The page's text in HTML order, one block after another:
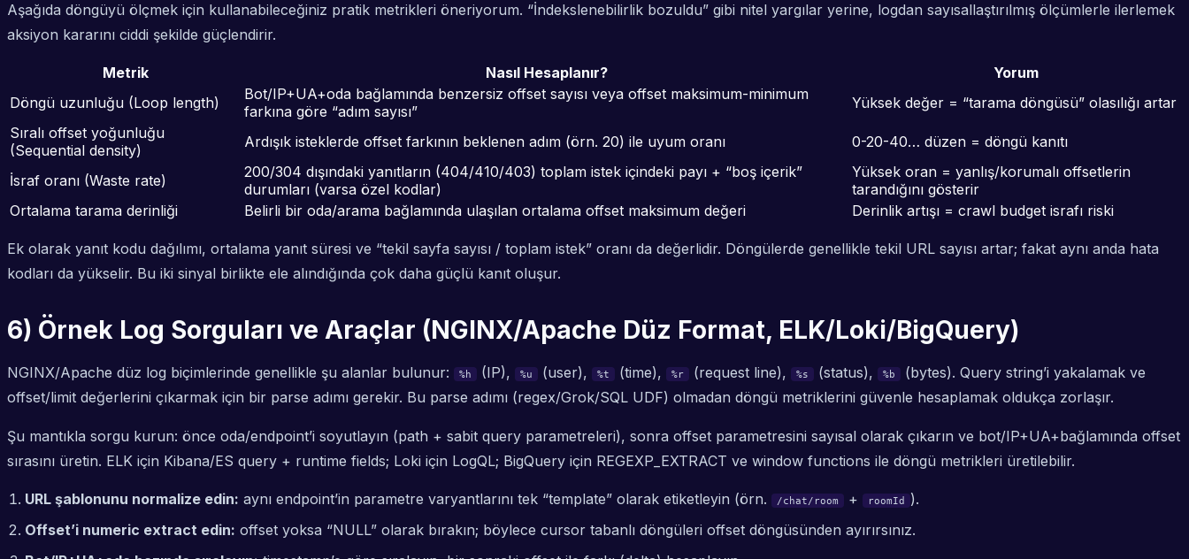
Aşağıda döngüyü ölçmek için kullanabileceğiniz pratik metrikleri öneriyorum. “İndekslenebilirlik bozuldu” gibi nitel yargılar yerine, logdan sayısallaştırılmış ölçümlerle ilerlemek
aksiyon kararını ciddi şekilde güçlendirir.
Metrik Nasıl Hesaplanır?
Yorum
Döngü uzunluğu (Loop length)
Bot/IP+UA+oda bağlamında benzersiz offset sayısı veya offset maksimum-minimum
farkına göre “adım sayısı”
Yüksek değer = “tarama döngüsü” olasılığı artar
Sıralı offset yoğunluğu
(Sequential density)
Ardışık isteklerde offset farkının beklenen adım (örn. 20) ile uyum oranı 0-20-40… düzen = döngü kanıtı
İsraf oranı (Waste rate)
200/304 dışındaki yanıtların (404/410/403) toplam istek içindeki payı + “boş içerik”
durumları (varsa özel kodlar)
Yüksek oran = yanlış/korumalı offsetlerin
tarandığını gösterir
Ortalama tarama derinliği
Belirli bir oda/arama bağlamında ulaşılan ortalama offset maksimum değeri Derinlik artışı = crawl budget israfı riski
Ek olarak yanıt kodu dağılımı, ortalama yanıt süresi ve “tekil sayfa sayısı / toplam istek” oranı da değerlidir. Döngülerde genellikle tekil URL sayısı artar; fakat aynı anda hata
kodları da yükselir. Bu iki sinyal birlikte ele alındığında çok daha güçlü kanıt oluşur.
6) Örnek Log Sorguları ve Araçlar (NGINX/Apache Düz Format, ELK/Loki/BigQuery)
NGINX/Apache düz log biçimlerinde genellikle şu alanlar bulunur: %h (IP), %u (user), %t (time), %r (request line), %s (status), %b
(bytes). Query string’i yakalamak ve
offset/limit değerlerini çıkarmak için bir parse adımı gerekir. Bu parse adımı (regex/Grok/SQL UDF) olmadan döngü metriklerini güvenle hesaplamak oldukça zorlaşır.
Şu mantıkla sorgu kurun: önce oda/endpoint’i soyutlayın (path + sabit query parametreleri), sonra offset parametresini sayısal olarak çıkarın ve bot/IP+UA+bağlamında offset
sırasını üretin. ELK için Kibana/ES query + runtime fields; Loki için LogQL; BigQuery için REGEXP_EXTRACT ve window functions ile döngü metrikleri üretilebilir.
URL şablonunu normalize edin: aynı endpoint’in parametre varyantlarını tek “template” olarak etiketleyin (örn. /chat/room + roomId
).
Offset’i numeric extract edin: offset yoksa “NULL” olarak bırakın; böylece cursor tabanlı döngüleri offset döngüsünden ayırırsınız.